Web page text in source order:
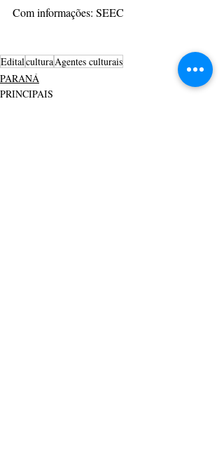
Com informações: SEEC
EditalculturaAgentes culturais
PARANÁ
PRINCIPAIS